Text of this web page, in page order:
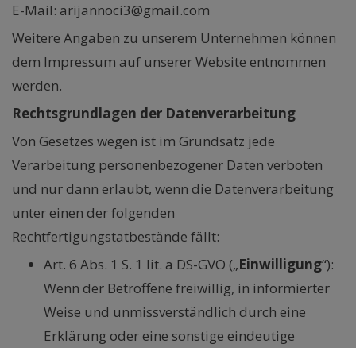
E-Mail: arijannoci3@gmail.com
Weitere Angaben zu unserem Unternehmen können
dem Impressum auf unserer Website entnommen
werden.
Rechtsgrundlagen der Datenverarbeitung
Von Gesetzes wegen ist im Grundsatz jede
Verarbeitung personenbezogener Daten verboten
und nur dann erlaubt, wenn die Datenverarbeitung
unter einen der folgenden
Rechtfertigungstatbestände fällt:
Art. 6 Abs. 1 S. 1 lit. a DS-GVO („Einwilligung“):
Wenn der Betroffene freiwillig, in informierter
Weise und unmissverständlich durch eine
Erklärung oder eine sonstige eindeutige